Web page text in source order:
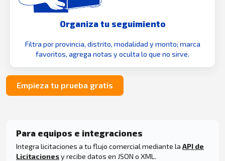
Organiza tu seguimiento
Filtra por provincia, distrito, modalidad y monto; marca
favoritos, agrega notas y oculta lo que no sirve.
Empieza tu prueba gratis
Para equipos e integraciones
Integra licitaciones a tu flujo comercial mediante la API de
Licitacionesy recibe datos en JSON o XML.